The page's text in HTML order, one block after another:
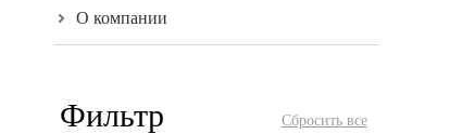
О компании
Фильтр